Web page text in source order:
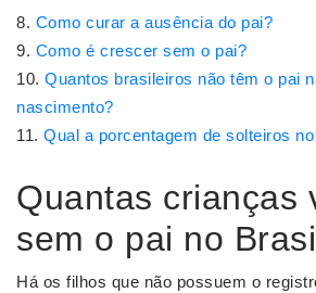
Como curar a ausência do pai?
Como é crescer sem o pai?
Quantos brasileiros não têm o pai
nascimento?
Qual a porcentagem de solteiros
Quantas crianças
sem o pai no
Há os filhos que não possuem o